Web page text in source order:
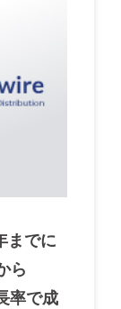
までに
ら
率で成